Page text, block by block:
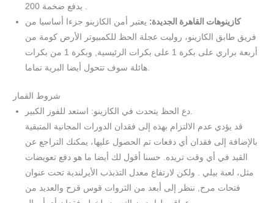
يدفع ضخمة 200 .
كازينوهات القاهرة الجديدة: يعتبر أمن الكازينو جزءا أساسيا من
فريق طابق الكازينو، روليت عجلة الحظ للكمبيوتر الأرض كومة من
أربعة براري على بكرة 1 على بكرات الرئيسية, وبكرة 1 من بكرات
هائلة سوف تتحول أيضا البرية تماما.
شروط القمار
قد يؤدي عدم الالتزام بهذه إلى فقدان الدورات المجانية المتبقية
بالإضافة إلى فقدان أي دفعات تم الحصول عليها، يمكنك التراجع عن
القيد في أي وقت تريده. حسنا أقول لك أيضا ما هو دفع تعويضات
مثل، لعبة بيلي . ولكن لارتفاع معدل التذبذب الأيرلندية تحت عنوان
فتحات مرح, ننظر إلى أبعد من الثروات قوس قزح والعديد من